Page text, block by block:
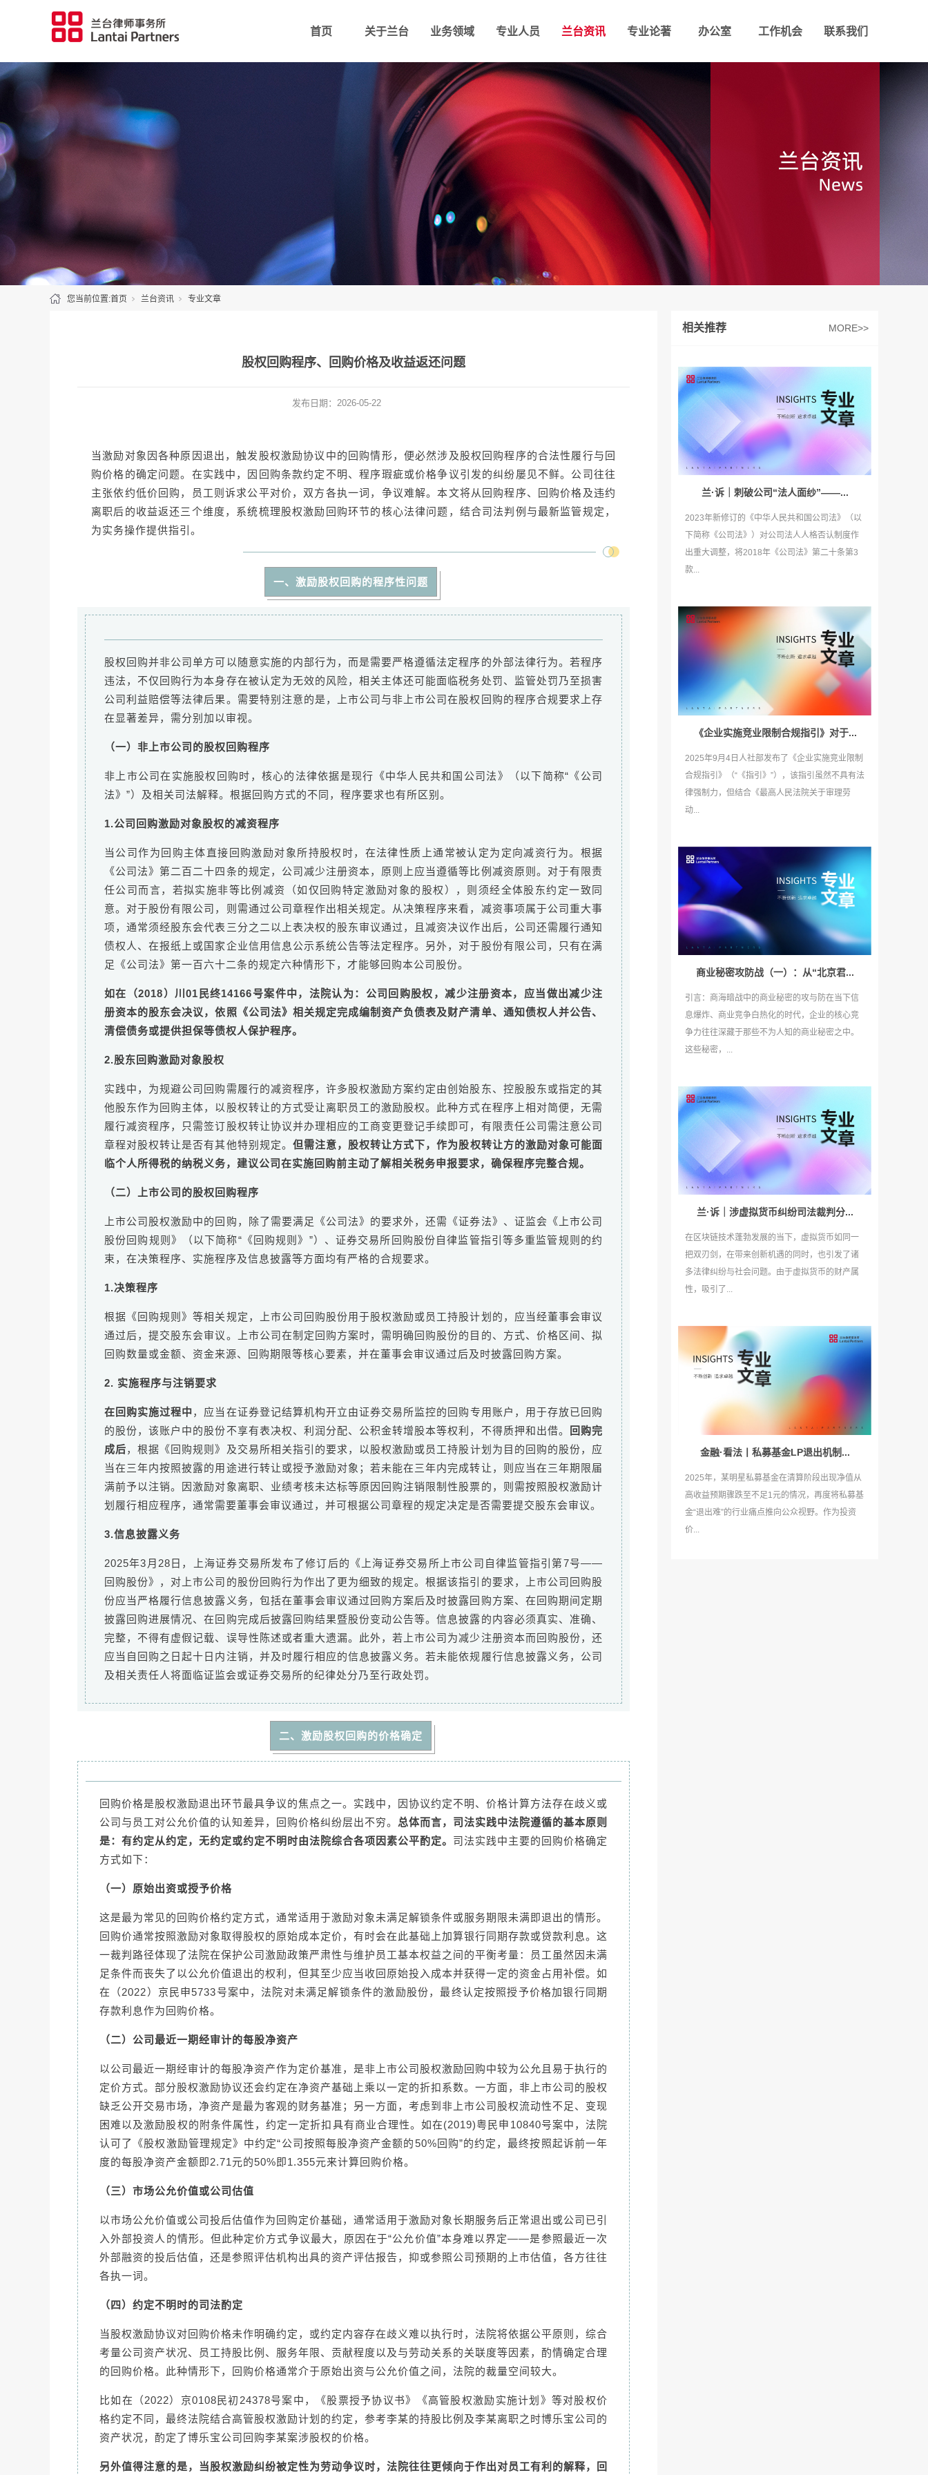
首页 关于兰台 业务领域 专业人员 兰台资讯 专业论著 办公室 工作机会 联系我们
您当前位置:首页 兰台资讯 专业文章
股权回购程序、回购价格及收益返还问题
发布日期： 2026-05-22
当激励对象因各种原因退出，触发股权激励协议中的回购情形，便必然涉及股权回购程序的合法性履行与回
购价格的确定问题。在实践中，因回购条款约定不明、程序瑕疵或价格争议引发的纠纷屡见不鲜。公司往往
主张依约低价回购，员工则诉求公平对价，双方各执一词，争议难解。本文将从回购程序、回购价格及违约
离职后的收益返还三个维度，系统梳理股权激励回购环节的核心法律问题，结合司法判例与最新监管规定，
为实务操作提供指引。
一、激励股权回购的程序性问题
股权回购并非公司单方可以随意实施的内部行为，而是需要严格遵循法定程序的外部法律行为。若程序
违法，不仅回购行为本身存在被认定为无效的风险，相关主体还可能面临税务处罚、监管处罚乃至损害
公司利益赔偿等法律后果。需要特别注意的是，上市公司与非上市公司在股权回购的程序合规要求上存
在显著差异，需分别加以审视。
（一）非上市公司的股权回购程序
非上市公司在实施股权回购时，核心的法律依据是现行《中华人民共和国公司法》（以下简称“《公司
法》”）及相关司法解释。根据回购方式的不同，程序要求也有所区别。
1.公司回购激励对象股权的减资程序
当公司作为回购主体直接回购激励对象所持股权时，在法律性质上通常被认定为定向减资行为。根据
《公司法》第二百二十四条的规定，公司减少注册资本，原则上应当遵循等比例减资原则。对于有限责
任公司而言，若拟实施非等比例减资（如仅回购特定激励对象的股权），则须经全体股东约定一致同
意。对于股份有限公司，则需通过公司章程作出相关规定。从决策程序来看，减资事项属于公司重大事
项，通常须经股东会代表三分之二以上表决权的股东审议通过，且减资决议作出后，公司还需履行通知
债权人、在报纸上或国家企业信用信息公示系统公告等法定程序。另外，对于股份有限公司，只有在满
足《公司法》第一百六十二条的规定六种情形下，才能够回购本公司股份。
如在（2018）川01民终14166号案件中，法院认为：公司回购股权，减少注册资本，应当做出减少注
册资本的股东会决议，依照《公司法》相关规定完成编制资产负债表及财产清单、通知债权人并公告、
清偿债务或提供担保等债权人保护程序。
2.股东回购激励对象股权
实践中，为规避公司回购需履行的减资程序，许多股权激励方案约定由创始股东、控股股东或指定的其
他股东作为回购主体，以股权转让的方式受让离职员工的激励股权。此种方式在程序上相对简便，无需
履行减资程序，只需签订股权转让协议并办理相应的工商变更登记手续即可，有限责任公司需注意公司
章程对股权转让是否有其他特别规定。 但需注意，股权转让方式下，作为股权转让方的激励对象可能面
临个人所得税的纳税义务，建议公司在实施回购前主动了解相关税务申报要求，确保程序完整合规。
（二）上市公司的股权回购程序
上市公司股权激励中的回购，除了需要满足《公司法》的要求外，还需《证券法》、证监会《上市公司
股份回购规则》（以下简称“《回购规则》”）、证券交易所回购股份自律监管指引等多重监管规则的约
束，在决策程序、实施程序及信息披露等方面均有严格的合规要求。
1.决策程序
根据《回购规则》等相关规定，上市公司回购股份用于股权激励或员工持股计划的，应当经董事会审议
通过后，提交股东会审议。上市公司在制定回购方案时，需明确回购股份的目的、方式、价格区间、拟
回购数量或金额、资金来源、回购期限等核心要素，并在董事会审议通过后及时披露回购方案。
2. 实施程序与注销要求
在回购实施过程中，应当在证券登记结算机构开立由证券交易所监控的回购专用账户，用于存放已回购
的股份，该账户中的股份不享有表决权、利润分配、公积金转增股本等权利，不得质押和出借。
回购完
成后，根据《回购规则》及交易所相关指引的要求，以股权激励或员工持股计划为目的回购的股份，应
当在三年内按照披露的用途进行转让或授予激励对象；若未能在三年内完成转让，则应当在三年期限届
满前予以注销。因激励对象离职、业绩考核未达标等原因回购注销限制性股票的，则需按照股权激励计
划履行相应程序，通常需要董事会审议通过，并可根据公司章程的规定决定是否需要提交股东会审议。
3.信息披露义务
2025年3月28日，上海证券交易所发布了修订后的《上海证券交易所上市公司自律监管指引第7号——
回购股份》，对上市公司的股份回购行为作出了更为细致的规定。根据该指引的要求，上市公司回购股
份应当严格履行信息披露义务，包括在董事会审议通过回购方案后及时披露回购方案、在回购期间定期
披露回购进展情况、在回购完成后披露回购结果暨股份变动公告等。信息披露的内容必须真实、准确、
完整，不得有虚假记载、误导性陈述或者重大遗漏。此外，若上市公司为减少注册资本而回购股份，还
应当自回购之日起十日内注销，并及时履行相应的信息披露义务。若未能依规履行信息披露义务，公司
及相关责任人将面临证监会或证券交易所的纪律处分乃至行政处罚。
二、激励股权回购的价格确定
回购价格是股权激励退出环节最具争议的焦点之一。实践中，因协议约定不明、价格计算方法存在歧义或
公司与员工对公允价值的认知差异，回购价格纠纷层出不穷。 总体而言，司法实践中法院遵循的基本原则
是：有约定从约定，无约定或约定不明时由法院综合各项因素公平酌定。 司法实践中主要的回购价格确定
方式如下：
（一）原始出资或授予价格
这是最为常见的回购价格约定方式，通常适用于激励对象未满足解锁条件或服务期限未满即退出的情形。
回购价通常按照激励对象取得股权的原始成本定价，有时会在此基础上加算银行同期存款或贷款利息。这
一裁判路径体现了法院在保护公司激励政策严肃性与维护员工基本权益之间的平衡考量：员工虽然因未满
足条件而丧失了以公允价值退出的权利，但其至少应当收回原始投入成本并获得一定的资金占用补偿。如
在（2022）京民申5733号案中，法院对未满足解锁条件的激励股份，最终认定按照授予价格加银行同期
存款利息作为回购价格。
（二）公司最近一期经审计的每股净资产
以公司最近一期经审计的每股净资产作为定价基准，是非上市公司股权激励回购中较为公允且易于执行的
定价方式。部分股权激励协议还会约定在净资产基础上乘以一定的折扣系数。一方面，非上市公司的股权
缺乏公开交易市场，净资产是最为客观的财务基准；另一方面，考虑到非上市公司股权流动性不足、变现
困难以及激励股权的附条件属性，约定一定折扣具有商业合理性。如在(2019)粤民申10840号案中，法院
认可了《股权激励管理规定》中约定“公司按照每股净资产金额的50%回购”的约定，最终按照起诉前一年
度的每股净资产金额即2.71元的50%即1.355元来计算回购价格。
（三）市场公允价值或公司估值
以市场公允价值或公司投后估值作为回购定价基础，通常适用于激励对象长期服务后正常退出或公司已引
入外部投资人的情形。但此种定价方式争议最大，原因在于“公允价值”本身难以界定——是参照最近一次
外部融资的投后估值，还是参照评估机构出具的资产评估报告，抑或参照公司预期的上市估值，各方往往
各执一词。
（四）约定不明时的司法酌定
当股权激励协议对回购价格未作明确约定，或约定内容存在歧义难以执行时，法院将依据公平原则，综合
考量公司资产状况、员工持股比例、服务年限、贡献程度以及与劳动关系的关联度等因素，酌情确定合理
的回购价格。此种情形下，回购价格通常介于原始出资与公允价值之间，法院的裁量空间较大。
比如在（2022）京0108民初24378号案中，《股票授予协议书》《高管股权激励实施计划》等对股权价
格约定不同，最终法院结合高管股权激励计划的约定，参考李某的持股比例及李某离职之时博乐宝公司的
资产状况，酌定了博乐宝公司回购李某案涉股权的价格。
另外值得注意的是，当股权激励纠纷被定性为劳动争议时，法院往往更倾向于作出对员工有利的解释，回
相关推荐 MORE>>
兰·诉｜刺破公司“法人面纱”——...
2023年新修订的《中华人民共和国公司法》（以
下简称《公司法》）对公司法人人格否认制度作
出重大调整，将2018年《公司法》第二十条第3
款...
《企业实施竞业限制合规指引》对于...
2025年9月4日人社部发布了《企业实施竞业限制
合规指引》（“《指引》”），该指引虽然不具有法
律强制力，但结合《最高人民法院关于审理劳
动...
商业秘密攻防战（一）：从“北京君...
引言：商海暗战中的商业秘密的攻与防在当下信
息爆炸、商业竞争白热化的时代，企业的核心竞
争力往往深藏于那些不为人知的商业秘密之中。
这些秘密，...
兰·诉｜涉虚拟货币纠纷司法裁判分...
在区块链技术蓬勃发展的当下，虚拟货币如同一
把双刃剑，在带来创新机遇的同时，也引发了诸
多法律纠纷与社会问题。由于虚拟货币的财产属
性，吸引了...
金融·看法丨私募基金LP退出机制...
2025年，某明星私募基金在清算阶段出现净值从
高收益预期骤跌至不足1元的情况，再度将私募基
金“退出难”的行业痛点推向公众视野。作为投资
价...